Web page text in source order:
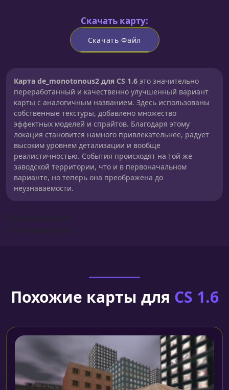
Скачать карту:
Скачать Файл
Карта de_monotonous2 для CS 1.6 это значительно
переработанный и качественно улучшенный вариант
карты с аналогичным названием. Здесь использованы
собственные текстуры, добавлено множество
эффектных моделей и спрайтов. Благодаря этому
локация становится намного привлекательнее, радует
высоким уровнем детализации и вообще
реалистичностью. События происходят на той же
заводской территории, что и в первоначальном
варианте, но теперь она преображена до
неузнаваемости.
Похожие карты для CS 1.6